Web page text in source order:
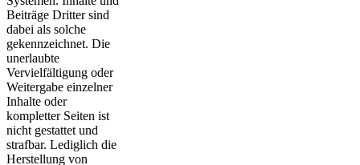
Beiträge Dritter sind
dabei als solche
gekennzeichnet. Die
unerlaubte
Vervielfältigung oder
Weitergabe einzelner
Inhalte oder
kompletter Seiten ist
nicht gestattet und
strafbar. Lediglich die
Herstellung von